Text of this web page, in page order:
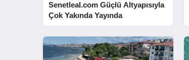
Senetleal.com Güçlü Altyapısıyla
Çok Yakında Yayında